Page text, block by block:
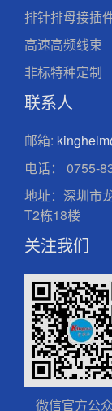
排针排母接插
高速高频线束
非标特种定制
联系人
邮箱:
电话：
0755-
地址：深圳市
T2栋18楼
关注我们
微信官方公